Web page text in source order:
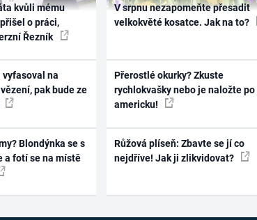
kvůli mému
o práci,
Řezník
na
pak bude ze
Blondýnka se s
a fotí se na místě
V srpnu nezapomeňte přesadit
velkokvěté kosatce. Jak na to?
Přerostlé okurky? Zkuste
rychlokvašky nebo je naložte po
americku!
Růžová plíseň: Zbavte se jí co
nejdříve! Jak ji zlikvidovat?